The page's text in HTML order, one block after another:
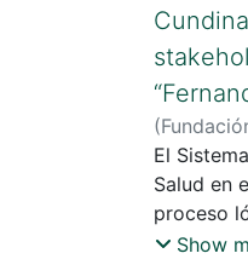
que
es una
atractiva.
(
Colombia,
Gabriela;
El
Salud en
proceso
que se
Show